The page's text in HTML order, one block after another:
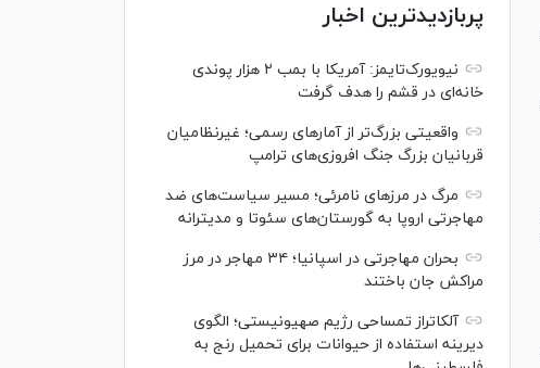
پربازدیدترین اخبار
نیویورک‌تایمز: آمریکا با بمب ۲ هزار پوندی
خانه‌ای در قشم را هدف گرفت
واقعیتی بزرگ‌تر از آمار‌های رسمی؛ غیرنظامیان
قربانیان بزرگ جنگ افروزی‌های ترامپ
مرگ در مرز‌های نامرئی؛ مسیر سیاست‌های ضد
مهاجرتی اروپا به گورستان‌های سئوتا و مدیترانه
بحران مهاجرتی در اسپانیا؛ ۳۴ مهاجر در مرز
مراکش جان باختند
آلکاتراز تمساحی رژیم صهیونیستی؛ الگوی
دیرینه استفاده از حیوانات برای تحمیل رنج به